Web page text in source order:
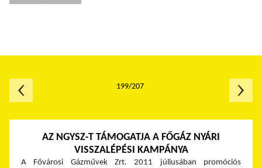
AZ NGYSZ-T TÁMOGATJA A FŐGÁZ NYÁRI
VISSZALÉPÉSI KAMPÁNYA
A Fővárosi Gázművek Zrt. 2011 júliusában promóciós
199/207